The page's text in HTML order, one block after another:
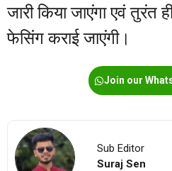
जारी किया जाएंगा एवं
फेसिंग कराई जाएंगी।
Join our
Sub Editor
Suraj Sen